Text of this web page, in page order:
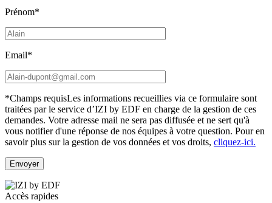
Prénom*
Email*
*Champs requisLes informations recueillies via ce formulaire sont
traitées par le service d’IZI by EDF en charge de la gestion de ces
demandes. Votre adresse mail ne sera pas diffusée et ne sert qu'à
vous notifier d'une réponse de nos équipes à votre question. Pour en
savoir plus sur la gestion de vos données et vos droits, cliquez-ici.
Accès rapides